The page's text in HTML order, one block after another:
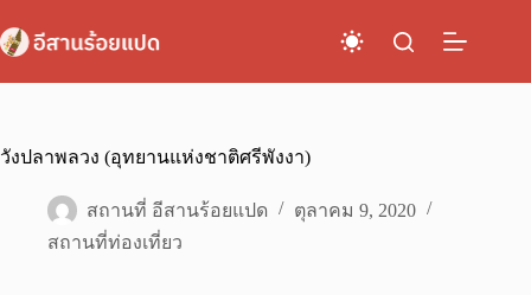
to
content
วังปลาพลวง (อุทยานแห่งชาติศรีพังงา)
สถานที่ อีสานร้อยแปด
ตุลาคม 9, 2020
สถานที่ท่องเที่ยว